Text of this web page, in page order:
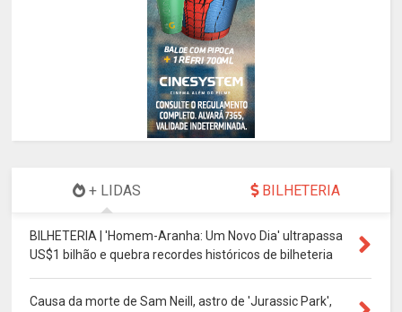
+ LIDAS BILHETERIA
BILHETERIA | 'Homem-Aranha: Um Novo Dia' ultrapassa
US$1 bilhão e quebra recordes históricos de bilheteria
Causa da morte de Sam Neill, astro de 'Jurassic Park',